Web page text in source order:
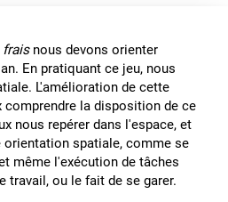
fraisnous devons orienter
En pratiquant ce jeu, nous
L'amélioration de cette
la disposition de ce
nous repérer dans l'espace, et
spatiale, comme se
même l'exécution de tâches
travail, ou le fait de se garer.